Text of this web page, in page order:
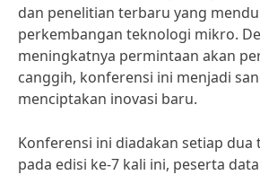
dan penelitian terbaru yang
perkembangan teknologi mikro.
meningkatnya permintaan akan
canggih, konferensi ini menjadi
menciptakan inovasi baru.
Konferensi ini diadakan setiap dua
pada edisi ke-7 kali ini, peserta